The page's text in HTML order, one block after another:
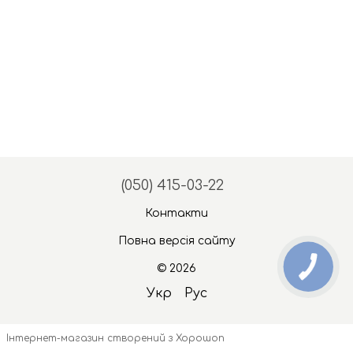
(050) 415-03-22
Контакти
Повна версія сайту
© 2026
Укр Рус
Інтернет-магазин створений з Хорошоп